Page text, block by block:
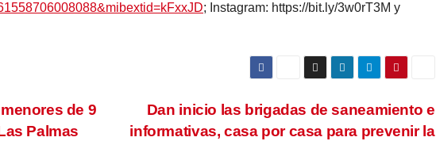
; Instagram: https://bit.ly/3w0rT3M y
Dan inicio las brigadas de saneamiento e
informativas, casa por casa para prevenir la
de 9
Palmas